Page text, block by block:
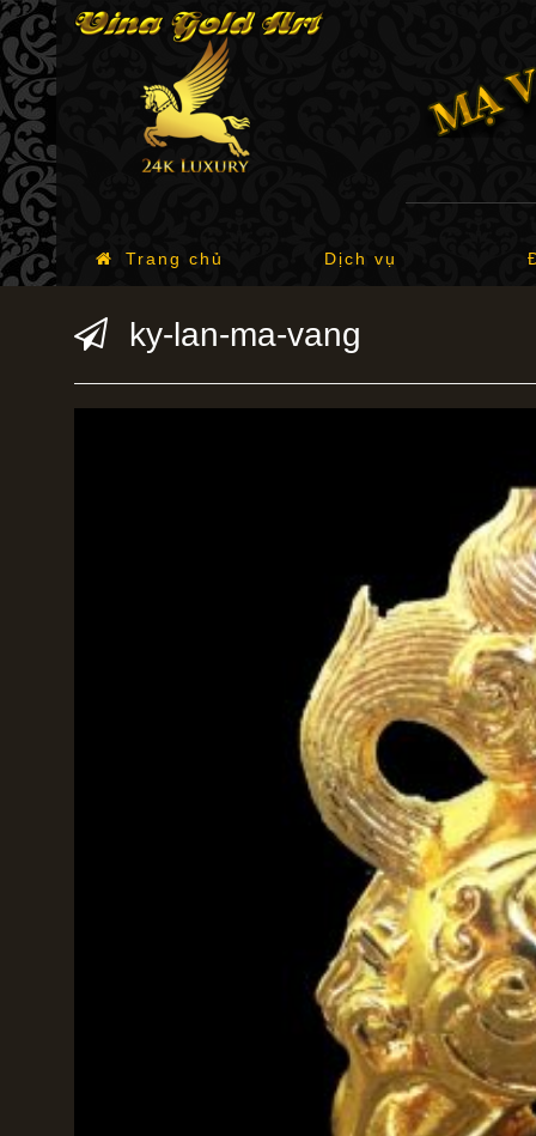
Trang chủ Dịch vụ
ky-lan-ma-vang